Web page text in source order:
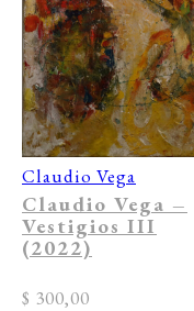
Claudio Vega
Claudio Vega –
Vestigios III
(2022)
$ 300,00